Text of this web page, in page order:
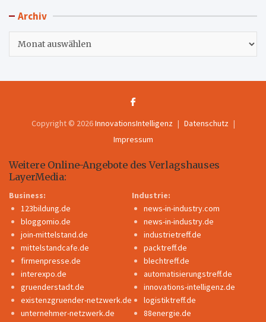
Archiv
Copyright © 2026InnovationsIntelligenz
Datenschutz
Impressum
Weitere Online-Angebote des Verlagshauses
LayerMedia:
Business:
123bildung.de
bloggomio.de
join-mittelstand.de
mittelstandcafe.de
firmenpresse.de
interexpo.de
gruenderstadt.de
existenzgruender-netzwerk.de
unternehmer-netzwerk.de
Industrie:
news-in-industry.com
news-in-industry.de
industrietreff.de
packtreff.de
blechtreff.de
automatisierungstreff.de
innovations-intelligenz.de
logistiktreff.de
88energie.de